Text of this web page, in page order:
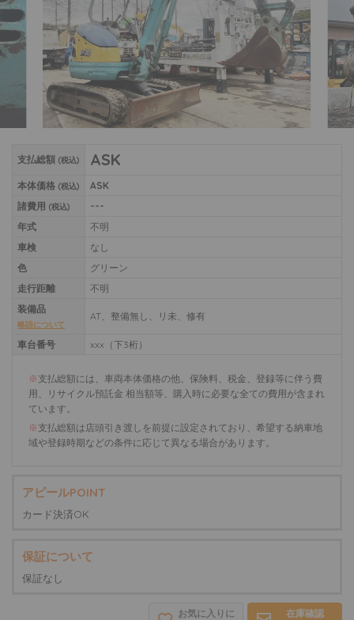
支払総額 (税込) ASK
本体価格 (税込)
ASK
諸費用 (税込)
---
年式
不明
車検
なし
色
グリーン
走行距離
不明
装備品
略語について
AT、整備無し、リ未、修有
車台番号 xxx（下3桁）
※支払総額には、車両本体価格の他、保険料、税金、登録等に伴う費
用、リサイクル預託金 相当額等、購入時に必要な全ての費用が含まれ
ています。
※支払総額は店頭引き渡しを前提に設定されており、希望する納車地
域や登録時期などの条件に応じて異なる場合があります。
アピールPOINT
カード決済OK
保証について
保証なし
在庫確認
お気に入りに